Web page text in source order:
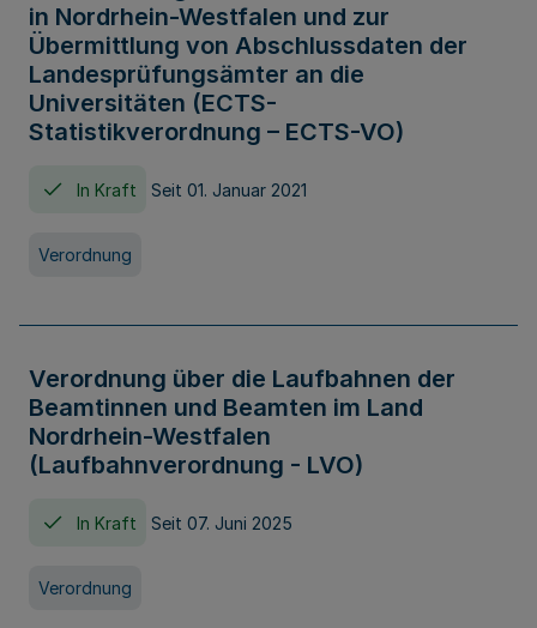
in Nordrhein-Westfalen und zur
Übermittlung von Abschlussdaten der
Landesprüfungsämter an die
Universitäten (ECTS-
Statistikverordnung – ECTS-VO)
In Kraft Seit 01. Januar 2021
Verordnung
Verordnung über die Laufbahnen der
Beamtinnen und Beamten im Land
Nordrhein-Westfalen
(Laufbahnverordnung - LVO)
In Kraft Seit 07. Juni 2025
Verordnung